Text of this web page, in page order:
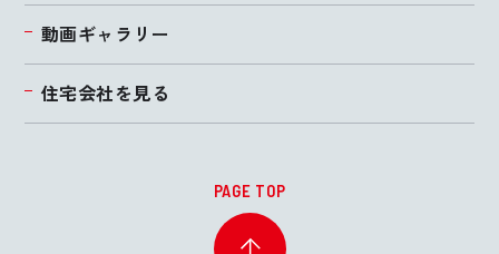
動画ギャラリー
住宅会社を見る
PAGE TOP